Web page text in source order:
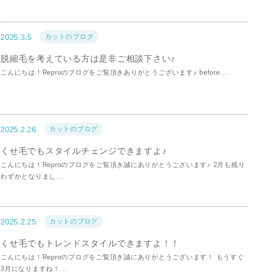
2025.3.5 カットのブログ
脱縮毛を考えている方は是非ご相談下さい♪
こんにちは！Reproのブログをご覧頂きありがとうございます♪ before ...
2025.2.26 カットのブログ
くせ毛でもスタイルチェンジできますよ♪
こんにちは！Reproのブログをご覧頂き誠にありがとうございます♪ 2月も残り
わずかとなりまし...
2025.2.25 カットのブログ
くせ毛でもトレンドスタイルできますよ！！
こんにちは！Reproのブログをご覧頂き誠にありがとうございます！ もうすぐ
3月になりますね！...